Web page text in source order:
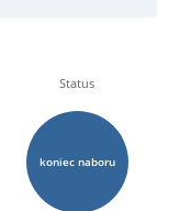
Status
koniec naboru